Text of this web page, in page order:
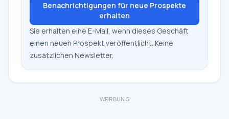
Benachrichtigungen für neue Prospekte
erhalten
Sie erhalten eine E-Mail, wenn dieses Geschäft
einen neuen Prospekt veröffentlicht. Keine
zusätzlichen Newsletter.
WERBUNG